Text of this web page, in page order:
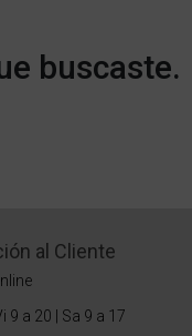
buscaste.
al Cliente
9 a 20 | Sa 9 a 17